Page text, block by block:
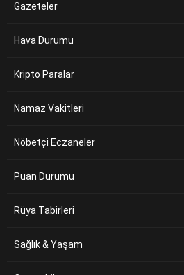
Gazeteler
Hava Durumu
Kripto Paralar
Namaz Vakitleri
Nöbetçi Eczaneler
Puan Durumu
Rüya Tabirleri
Sağlık & Yaşam